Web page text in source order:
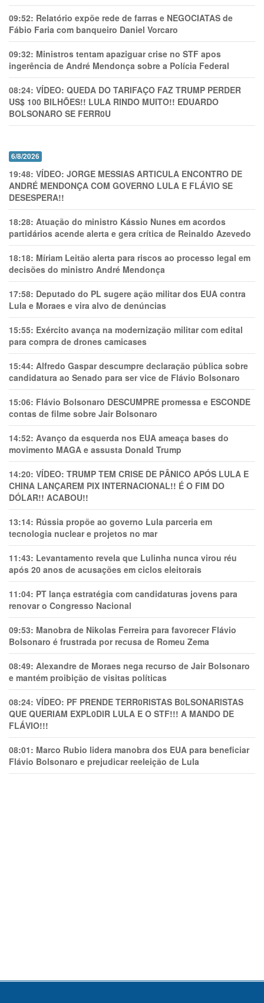
09:52: Relatório expõe rede de farras e NEGOCIATAS de
Fábio Faria com banqueiro Daniel Vorcaro
09:32: Ministros tentam apaziguar crise no STF apos
ingerência de André Mendonça sobre a Polícia Federal
08:24: VÍDEO: QUEDA DO TARIFAÇO FAZ TRUMP PERDER
US$ 100 BILHÕES!! LULA RINDO MUITO!! EDUARDO
BOLSONARO SE FERR0U
6/8/2026
19:48: VÍDEO: JORGE MESSIAS ARTICULA ENCONTRO DE
ANDRÉ MENDONÇA COM GOVERNO LULA E FLÁVIO SE
DESESPERA!!
18:28: Atuação do ministro Kássio Nunes em acordos
partidários acende alerta e gera crítica de Reinaldo Azevedo
18:18: Míriam Leitão alerta para riscos ao processo legal em
decisões do ministro André Mendonça
17:58: Deputado do PL sugere ação militar dos EUA contra
Lula e Moraes e vira alvo de denúncias
15:55: Exército avança na modernização militar com edital
para compra de drones camicases
15:44: Alfredo Gaspar descumpre declaração pública sobre
candidatura ao Senado para ser vice de Flávio Bolsonaro
15:06: Flávio Bolsonaro DESCUMPRE promessa e ESCONDE
contas de filme sobre Jair Bolsonaro
14:52: Avanço da esquerda nos EUA ameaça bases do
movimento MAGA e assusta Donald Trump
14:20: VÍDEO: TRUMP TEM CRlSE DE PÂNlCO APÓS LULA E
CHINA LANÇAREM PIX INTERNACIONAL!! É O FIM DO
DÓLAR!! ACABOU!!
13:14: Rússia propõe ao governo Lula parceria em
tecnologia nuclear e projetos no mar
11:43: Levantamento revela que Lulinha nunca virou réu
após 20 anos de acusações em ciclos eleitorais
11:04: PT lança estratégia com candidaturas jovens para
renovar o Congresso Nacional
09:53: Manobra de Nikolas Ferreira para favorecer Flávio
Bolsonaro é frustrada por recusa de Romeu Zema
08:49: Alexandre de Moraes nega recurso de Jair Bolsonaro
e mantém proibição de visitas políticas
08:24: VÍDEO: PF PRENDE TERR0RlSTAS B0LSONARlSTAS
QUE QUERIAM EXPL0DlR LULA E O STF!!! A MANDO DE
FLÁVIO!!!
08:01: Marco Rubio lidera manobra dos EUA para beneficiar
Flávio Bolsonaro e prejudicar reeleição de Lula